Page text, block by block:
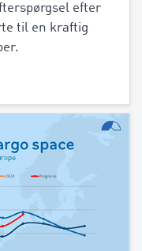
efter
til en kraftig